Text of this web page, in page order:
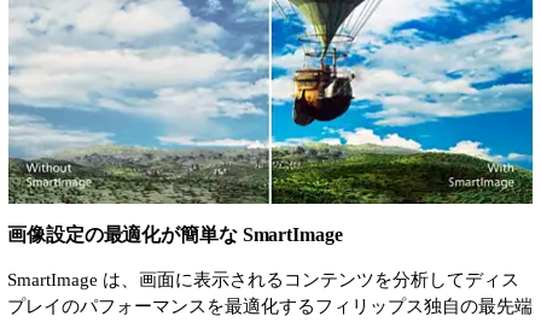
画像設定の最適化が簡単な SmartImage
SmartImage は、画面に表示されるコンテンツを分析してディス
プレイのパフォーマンスを最適化するフィリップス独自の最先端